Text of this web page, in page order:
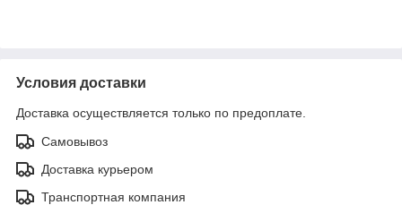
Условия доставки
Доставка осуществляется только по предоплате.
Самовывоз
Доставка курьером
Транспортная компания